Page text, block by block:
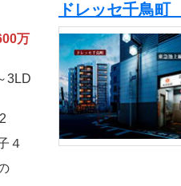
万
3LD
2
４
ドレッセ千鳥